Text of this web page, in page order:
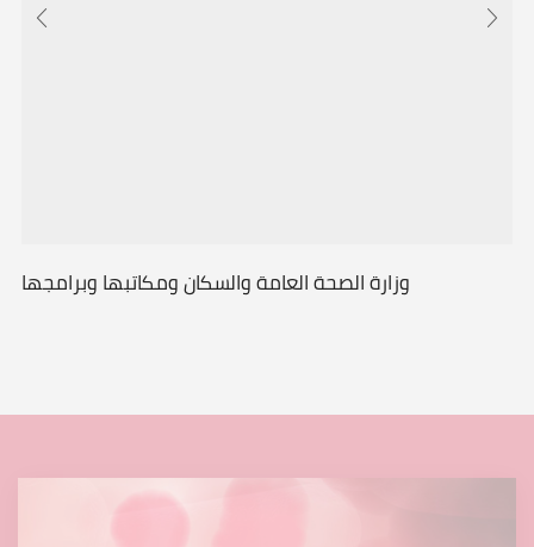
وزارة الصحة العامة والسكان ومكاتبها وبرامجها